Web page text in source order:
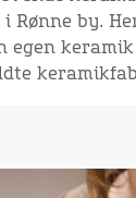
Rønne by.
egen